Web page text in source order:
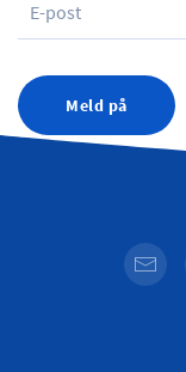
Meld på